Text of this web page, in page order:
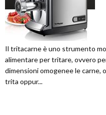
Il tritacarne è uno strumento
alimentare per tritare, ovvero
dimensioni omogenee le carne,
trita oppur...